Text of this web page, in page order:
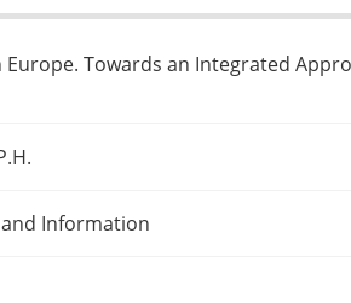
Towards an Integrated
Information